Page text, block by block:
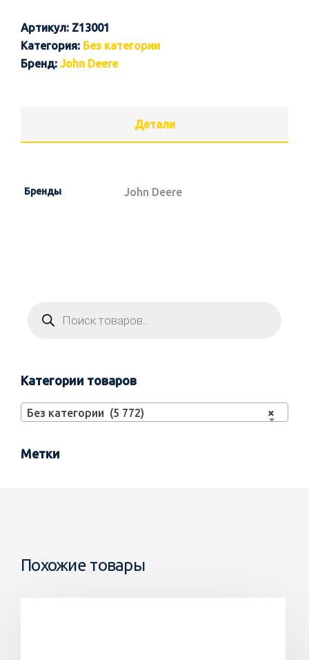
Артикул: Z13001
Категория: Без категории
Бренд: John Deere
Детали
Бренды John Deere
Категории товаров
×
Без категории (5 772)
Метки
Похожие товары